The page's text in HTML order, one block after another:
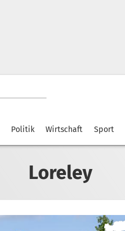
Politik Wirtschaft Sport
Loreley